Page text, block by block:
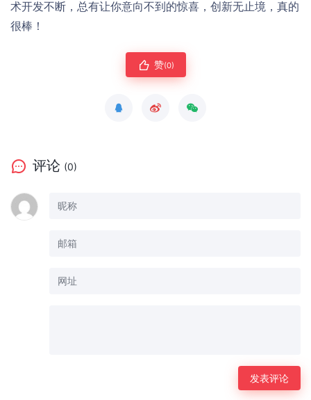
术开发不断，总有让你意向不到的惊喜，创新无止境，真的
很棒！
赞(0)
评论 (0)